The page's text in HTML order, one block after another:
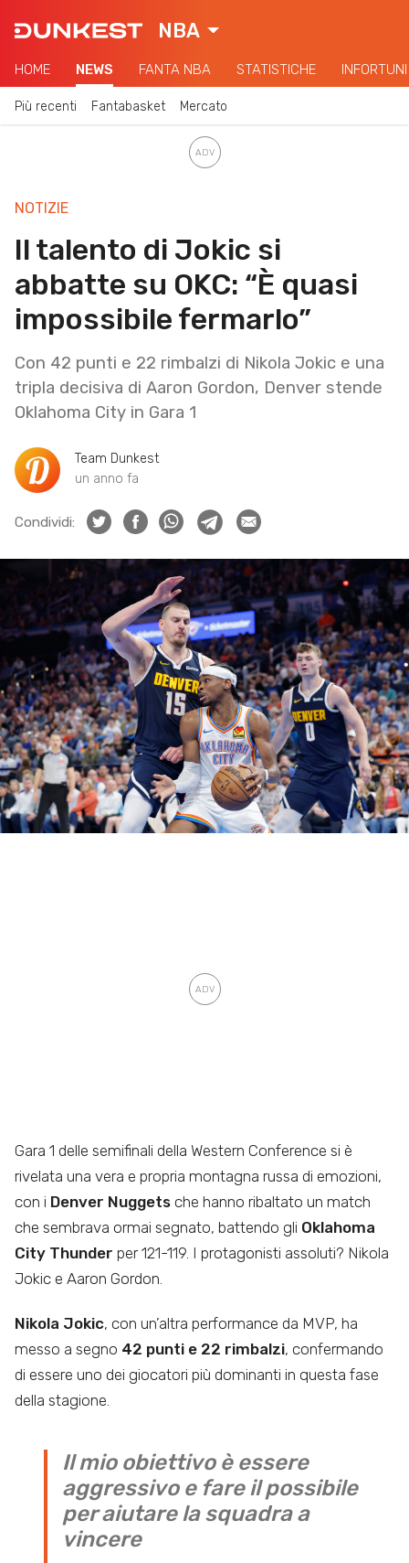
NBA
HOME NEWS FANTA NBA STATISTICHE INFORTUNI
Più recenti Fantabasket Mercato
NOTIZIE
Il talento di Jokic si
abbatte su OKC: “È quasi
impossibile fermarlo”
Con 42 punti e 22 rimbalzi di Nikola Jokic e una
tripla decisiva di Aaron Gordon, Denver stende
Oklahoma City in Gara 1
Team Dunkest
un anno fa
Condividi:
Gara 1 delle semifinali della Western Conference si è
rivelata una vera e propria montagna russa di emozioni,
con i Denver Nuggets che hanno ribaltato un match
che sembrava ormai segnato, battendo gli Oklahoma
City Thunder per 121-119. I protagonisti assoluti? Nikola
Jokic e Aaron Gordon.
Nikola Jokic, con un’altra performance da MVP, ha
messo a segno 42 punti e 22 rimbalzi, confermando
di essere uno dei giocatori più dominanti in questa fase
della stagione.
Il mio obiettivo è essere
aggressivo e fare il possibile
per aiutare la squadra a
vincere